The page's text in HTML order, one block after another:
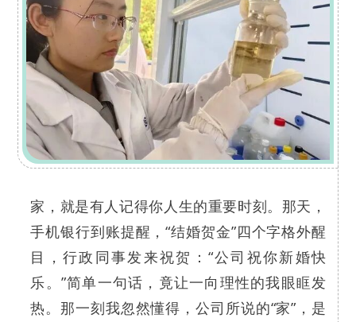
家，就是有人记得你人生的重要时刻。那天，
手机银行到账提醒，“结婚贺金”四个字格外醒
目，行政同事发来祝贺：“公司祝你新婚快
乐。”简单一句话，竟让一向理性的我眼眶发
热。那一刻我忽然懂得，公司所说的“家”，是